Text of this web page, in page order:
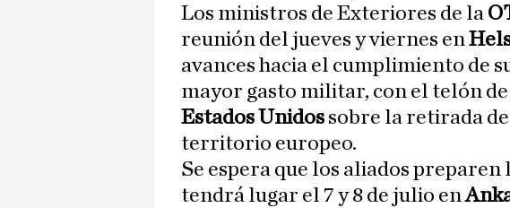
Los ministros de Exteriores de la
reunión del jueves y viernes en
avances hacia el cumplimiento de
mayor gasto militar, con el telón
Estados Unidos sobre la retirada
territorio europeo.
Se espera que los aliados
tendrá lugar el 7 y 8 de julio en